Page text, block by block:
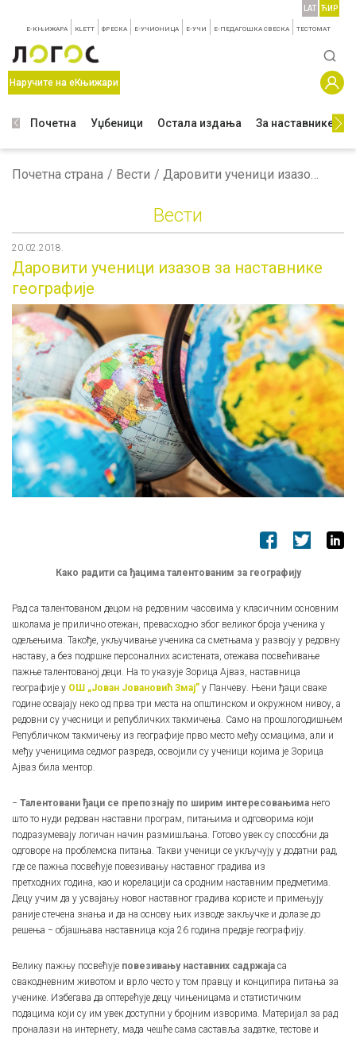
E-КЊИЖАРА KLETT ФРЕСКА E-УЧИОНИЦА E-УЧИ Е-ПЕДАГОШКА СВЕСКА TЕСТОМАТ
LAT ЋИР
Наручите на еКњижари
Почетна Уџбеници Остала издања За наставнике
Почетна страна Вести Даровити ученици изазов за наставнике географије
Вести
20.02.2018.
Даровити ученици изазов за наставнике
географије
Како радити са ђацима талентованим за географију
Рад са талентованом децом на редовним часовима у класичним основним
школама је прилично отежан, превасходно због великог броја ученика у
одељењима. Такође, укључивање ученика са сметњама у развоју у редовну
наставу, а без подршке персоналних асистената, отежава посвећивање
пажње талентованој деци. На то указује Зорица Ајваз, наставница
географије у ОШ „Јован Јовановић Змај” у Панчеву. Њени ђаци сваке
године освајају неко од прва три места на општинском и окружном нивоу, а
редовни су учесници и републичких такмичења. Само на прошлогодишњем
Републичком такмичењу из географије прво место међу осмацима, али и
међу ученицима седмог разреда, освојили су ученици којима је Зорица
Ајваз била ментор.
− Талентовани ђаци се препознају по ширим интересовањима него
што то нуди редован наставни програм, питањима и одговорима који
подразумевају логичан начин размишљања. Готово увек су способни да
одговоре на проблемска питања. Такви ученици се укључују у додатни рад,
где се пажња посвећује повезивању наставног градива из
претходних година, као и корелацији са сродним наставним предметима.
Децу учим да у усвајању новог наставног градива користе и примењују
раније стечена знања и да на основу њих изводе закључке и долазе до
решења − објашњава наставница која 26 година предаје географију.
Велику пажњу посвећује повезивању наставних садржаја са
свакодневним животом и врло често у том правцу и конципира питања за
ученике. Избегава да оптерећује децу чињеницама и статистичким
подацима који су им увек доступни у бројним изворима. Материјал за рад
проналази на интернету, мада чешће сама саставља задатке, тестове и